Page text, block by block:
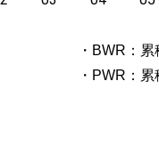
・BWR：
・PWR：